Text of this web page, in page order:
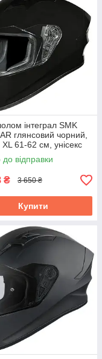
інтеграл SMK
глянсовий чорний,
XL 61-62 см, унісекс
24/GL200/XL)
до відправки
₴ 3 650 ₴
Купити